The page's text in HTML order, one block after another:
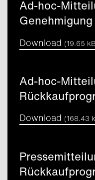
Ad-hoc-
Download (19.65
Ad-hoc-
Download (168.43
sitzen, ein.
Sie können jederzeit
bestimmter Cookie
Drittanbietern sowie
Optionale
Optionale